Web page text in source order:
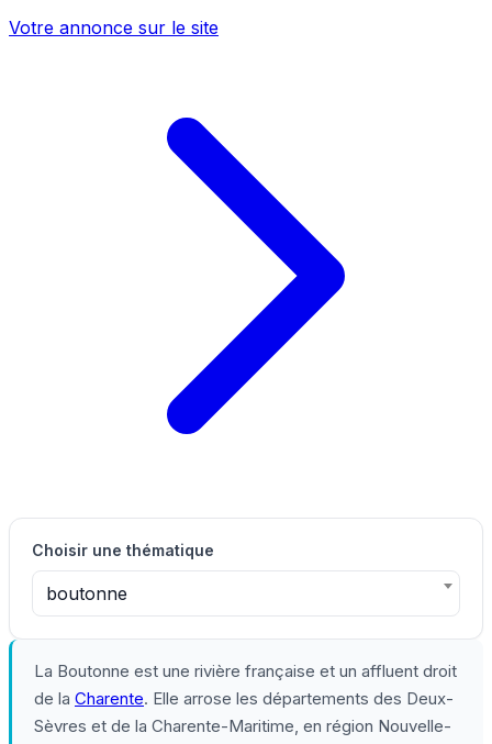
Votre annonce sur le site
Choisir une thématique
boutonne
La Boutonne est une rivière française et un affluent droit
de la Charente. Elle arrose les départements des Deux-
Sèvres et de la Charente-Maritime, en région Nouvelle-